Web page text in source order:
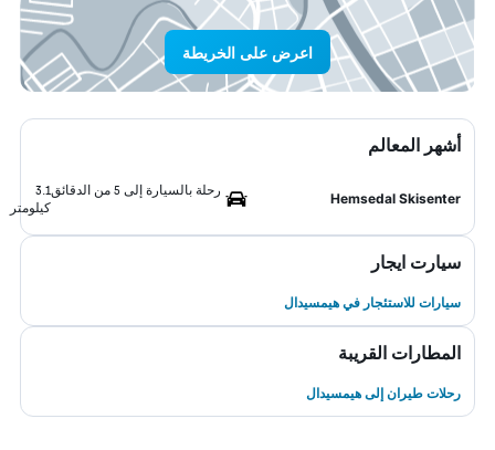
اعرض على الخريطة
أشهر المعالم
Hemsedal Skisenter
رحلة بالسيارة إلى 5 من الدقائق
3.1
كيلومتر
سيارت ايجار
سيارات للاستئجار في هيمسيدال
المطارات القريبة
رحلات طيران إلى هيمسيدال